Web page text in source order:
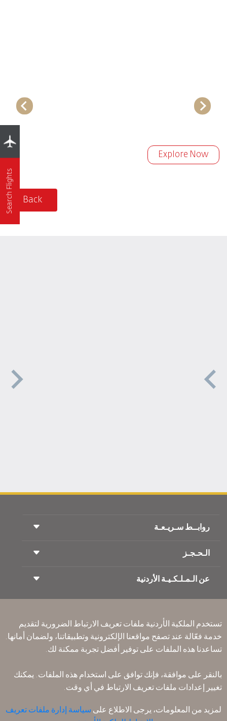
Explore Now
Back
Search Flights
روابــط سـريـعـة
شروط السفر
السفر أثناء الحمل
ذوي الاحتياجات الخاصة
Accessibility Plan and Feedback Process
الـحـجـز
حجز القطار
تكرم
الإقامه لمسافري الترانزيت
عن الـمـلـكـيـة الأردنية
انضم لعائلتنا
الأخبار
سـيـا سة الخصوصية
مكاتبنا حول العالم
شروط وأحكام العقد
سياسة ملفات تعريف الارتباط
سياسة خرق البيانات الشخصية
تستخدم الملكية الأردنية ملفات تعريف الارتباط الضرورية لتقديم
خدمة فعّالة عند تصفح مواقعنا الإلكترونية وتطبيقاتنا، ولضمان أمانها.
تساعدنا هذه الملفات على توفير أفضل تجربة ممكنة لك.
بالنقر على موافقة، فإنك توافق على استخدام هذه الملفات. يمكنك
تغيير إعدادات ملفات تعريف الارتباط في أي وقت.
لمزيد من المعلومات، يرجى الاطلاع على سياسة إدارة ملفات تعريف